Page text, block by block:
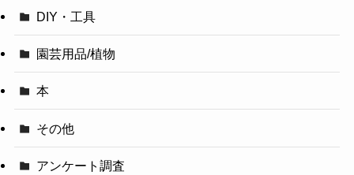
DIY・工具
園芸用品/植物
本
その他
アンケート調査